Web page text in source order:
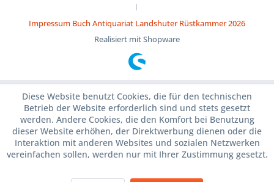
Impressum Buch Antiquariat Landshuter Rüstkammer 2026
Realisiert mit Shopware
Diese Website benutzt Cookies, die für den technischen
Betrieb der Website erforderlich sind und stets gesetzt
werden. Andere Cookies, die den Komfort bei Benutzung
dieser Website erhöhen, der Direktwerbung dienen oder die
Interaktion mit anderen Websites und sozialen Netzwerken
vereinfachen sollen, werden nur mit Ihrer Zustimmung gesetzt.